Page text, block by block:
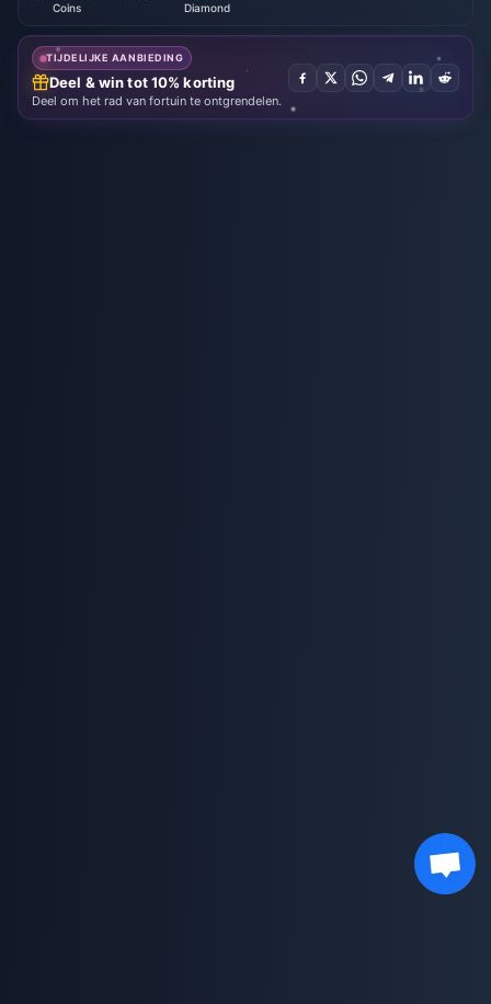
Coins
Diamond
TIJDELIJKE AANBIEDING
Deel & win tot 10% korting
Deel om het rad van fortuin te ontgrendelen.